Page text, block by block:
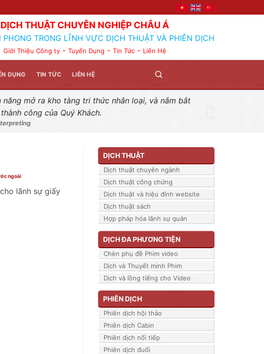
DỊCH THUẬT CHUYÊN NGHIỆP CHÂU Á
PHONG TRONG LĨNH VỰC DỊCH THUẬT VÀ PHIÊN DỊCH
Giới Thiệu Công ty- Tuyển Dụng - Tin Tức- Liên Hệ
DỤNG TIN TỨC LIÊN HỆ
mở ra kho tàng tri thức nhân loại, và nắm bắt
công của Quý Khách.
ngoài
lãnh sự giấy
DỊCH THUẬT
Dịch thuật chuyên ngành
Dịch thuật công chứng
Dịch thuật và hiệu đính website
Dịch thuật sách
Hợp pháp hóa lãnh sự quán
DỊCH ĐA PHƯƠNG TIỆN
Chèn phụ đề Phim video
Dịch và Thuyết minh Phim
Dịch và lồng tiếng cho Video
PHIÊN DỊCH
Phiên dịch hội thảo
Phiên dịch Cabin
Phiên dịch nối tiếp
Phiên dịch đuổi